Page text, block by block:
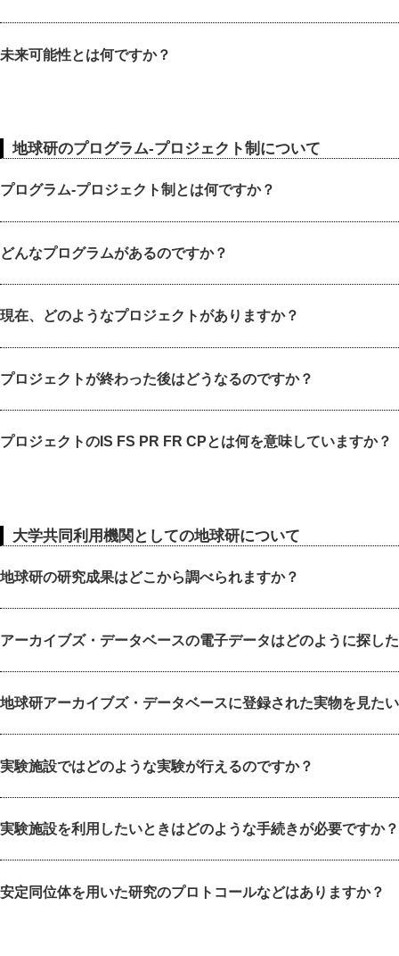
未来可能性とは何ですか？
地球研のプログラム-プロジェクト制について
プログラム-プロジェクト制とは何ですか？
どんなプログラムがあるのですか？
現在、どのようなプロジェクトがありますか？
プロジェクトが終わった後はどうなるのですか？
プロジェクトのIS FS PR FR CPとは何を意味していますか？
大学共同利用機関としての地球研について
地球研の研究成果はどこから調べられますか？
アーカイブズ・データベースの電子データはどのように探し
地球研アーカイブズ・データベースに登録された実物を見た
実験施設ではどのような実験が行えるのですか？
実験施設を利用したいときはどのような手続きが必要ですか？
安定同位体を用いた研究のプロトコールなどはありますか？